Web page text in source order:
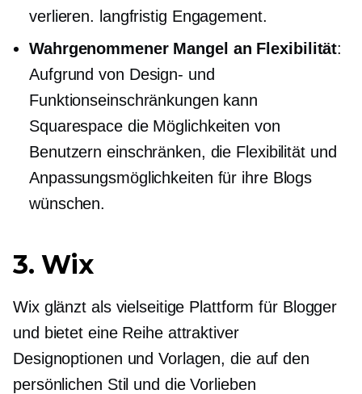
verlieren. langfristig Engagement.
Wahrgenommener Mangel an Flexibilität:
Aufgrund von Design- und
Funktionseinschränkungen kann
Squarespace die Möglichkeiten von
Benutzern einschränken, die Flexibilität und
Anpassungsmöglichkeiten für ihre Blogs
wünschen.
3. Wix
Wix glänzt als vielseitige Plattform für Blogger
und bietet eine Reihe attraktiver
Designoptionen und Vorlagen, die auf den
persönlichen Stil und die Vorlieben